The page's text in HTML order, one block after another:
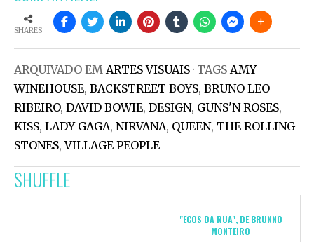
SHARES
ARQUIVADO EM ARTES VISUAIS · TAGS AMY
WINEHOUSE, BACKSTREET BOYS, BRUNO LEO
RIBEIRO, DAVID BOWIE, DESIGN, GUNS'N ROSES,
KISS, LADY GAGA, NIRVANA, QUEEN, THE ROLLING
STONES,VILLAGE PEOPLE
SHUFFLE
"ECOS DA RUA", DE BRUNNO
MONTEIRO